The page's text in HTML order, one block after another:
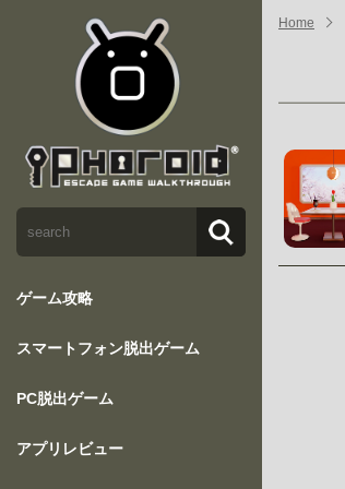
ゲーム攻略
スマートフォン脱出ゲーム
PC脱出ゲーム
アプリレビュー
Home